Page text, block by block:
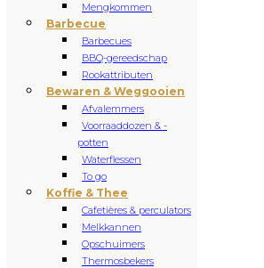
Mengkommen
Barbecue
Barbecues
BBQ-gereedschap
Rookattributen
Bewaren & Weggooien
Afvalemmers
Voorraaddozen & -
potten
Waterflessen
To go
Koffie & Thee
Cafetières & perculators
Melkkannen
Opschuimers
Thermosbekers